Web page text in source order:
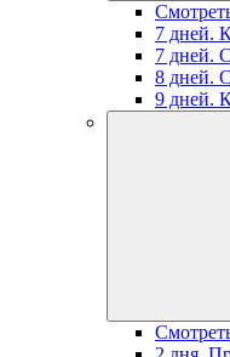
7 дней.
7 дней.
8 дней.
9 дней.